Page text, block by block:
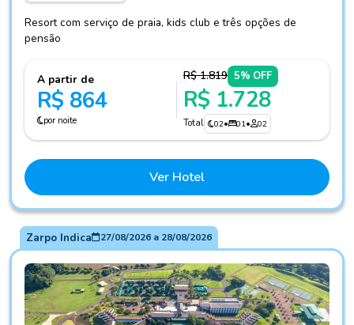
Resort com serviço de praia, kids club e três opções de
pensão
A partir de
R$ 864
por noite
R$ 1.819 5% OFF
R$ 1.728
Total 02• 01• 02
Ver Hotel
Zarpo Indica 27/08/2026a 28/08/2026